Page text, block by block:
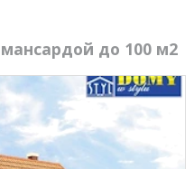
до 100 м2